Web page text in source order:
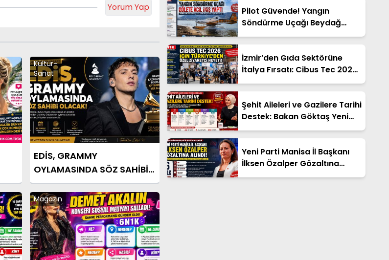
Yorum Yap
Kültür-
Sanat
EDİS, GRAMMY
OYLAMASINDA SÖZ SAHİBİ
OLACAK
Magazin
Pilot Güvende! Yangın
Söndürme Uçağı Beydağ
Barajı’na İniş Yaptı
İzmir’den Gıda Sektörüne
İtalya Fırsatı: Cibus Tec 2026
İçin Başvurular Başladı
Şehit Aileleri ve Gazilere Tarihi
Destek: Bakan Göktaş Yeni
Düzenlemeleri Açıkladı
Yeni Parti Manisa İl Başkanı
İlksen Özalper Gözaltına
Alındı